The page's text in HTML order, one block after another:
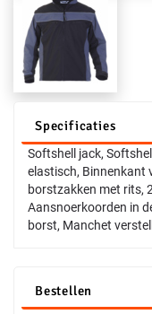
Specificaties
Softshell jack,
elastisch, Binnenkant
borstzakken met rits,
Aansnoerkoorden in
borst, Manchet
Bestellen